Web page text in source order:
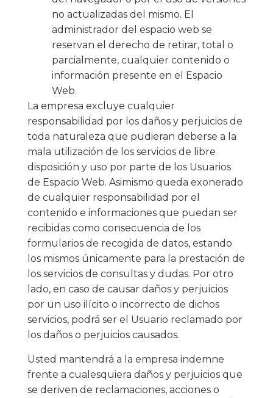
no actualizadas del mismo. El
administrador del espacio web se
reservan el derecho de retirar, total o
parcialmente, cualquier contenido o
información presente en el Espacio
Web.
La empresa excluye cualquier
responsabilidad por los daños y perjuicios de
toda naturaleza que pudieran deberse a la
mala utilización de los servicios de libre
disposición y uso por parte de los Usuarios
de Espacio Web. Asimismo queda exonerado
de cualquier responsabilidad por el
contenido e informaciones que puedan ser
recibidas como consecuencia de los
formularios de recogida de datos, estando
los mismos únicamente para la prestación de
los servicios de consultas y dudas. Por otro
lado, en caso de causar daños y perjuicios
por un uso ilícito o incorrecto de dichos
servicios, podrá ser el Usuario reclamado por
los daños o perjuicios causados.
Usted mantendrá a la empresa indemne
frente a cualesquiera daños y perjuicios que
se deriven de reclamaciones, acciones o